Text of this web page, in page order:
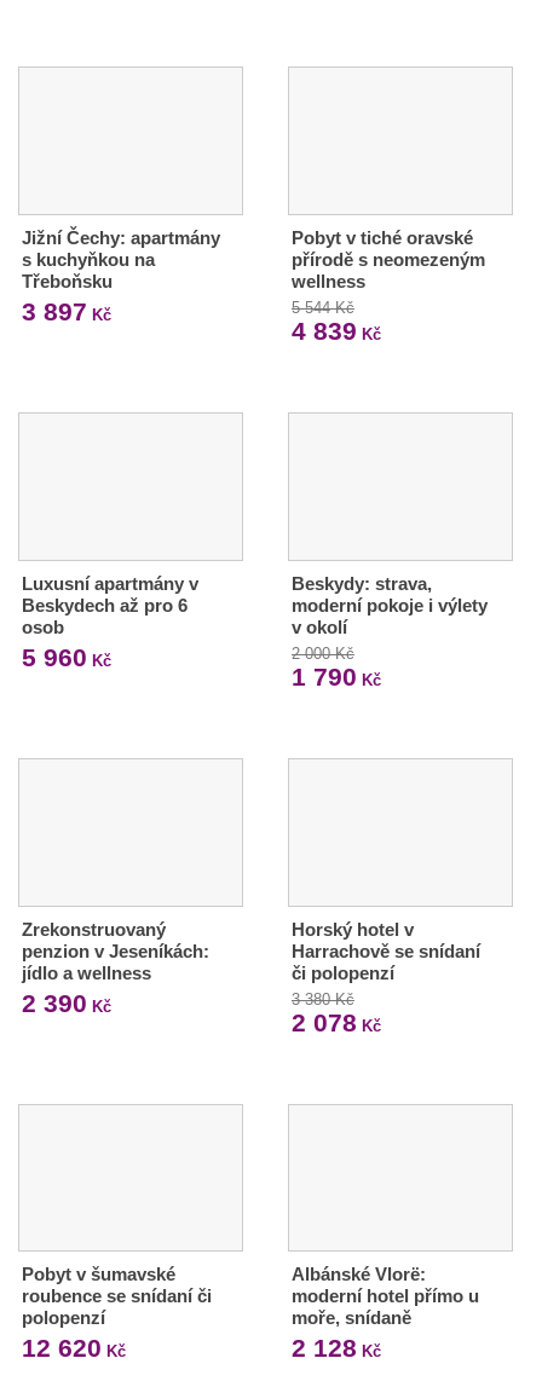
Jižní Čechy: apartmány
s kuchyňkou na
Třeboňsku
3 897 Kč
Pobyt v tiché oravské
přírodě s neomezeným
wellness
5 544 Kč
4 839 Kč
Luxusní apartmány v
Beskydech až pro 6
osob
5 960 Kč
Beskydy: strava,
moderní pokoje i výlety
v okolí
2 000 Kč
1 790 Kč
Zrekonstruovaný
penzion v Jeseníkách:
jídlo a wellness
2 390 Kč
Horský hotel v
Harrachově se snídaní
či polopenzí
3 380 Kč
2 078 Kč
Pobyt v šumavské
roubence se snídaní či
polopenzí
12 620 Kč
Albánské Vlorë:
moderní hotel přímo u
moře, snídaně
2 128 Kč